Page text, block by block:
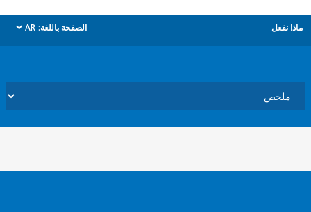
الصفحة باللغة: AR
dropdown